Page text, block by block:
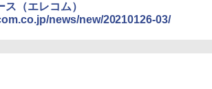
（エレコム）
news/new/20210126-03/